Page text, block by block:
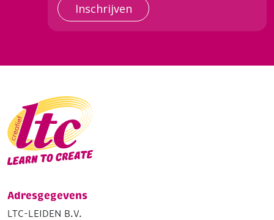
Inschrijven
Adresgegevens
LTC-LEIDEN B.V.